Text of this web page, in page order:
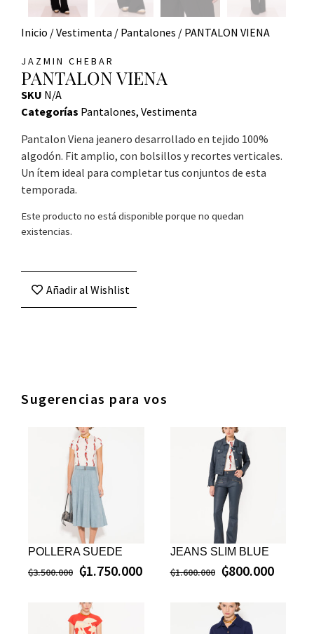
Inicio /Vestimenta / Pantalones / PANTALON VIENA
JAZMIN CHEBAR
PANTALON VIENA
SKU N/A
Categorías Pantalones, Vestimenta
Pantalon Viena jeanero desarrollado en tejido 100%
algodón. Fit amplio, con bolsillos y recortes verticales.
Un ítem ideal para completar tus conjuntos de esta
temporada.
Este producto no está disponible porque no quedan
existencias.
Añadir al Wishlist
Sugerencias para vos
POLLERA SUEDE
₲3.500.000 ₲1.750.000
JEANS SLIM BLUE
₲1.600.000 ₲800.000